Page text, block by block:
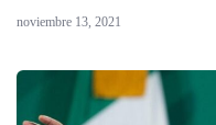
noviembre 13, 2021